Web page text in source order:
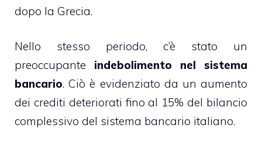
dopo la Grecia.
Nello stesso periodo, c’è stato un
preoccupante indebolimento nel sistema
bancario. Ciò è evidenziato da un aumento
dei crediti deteriorati fino al 15% del bilancio
complessivo del sistema bancario italiano.